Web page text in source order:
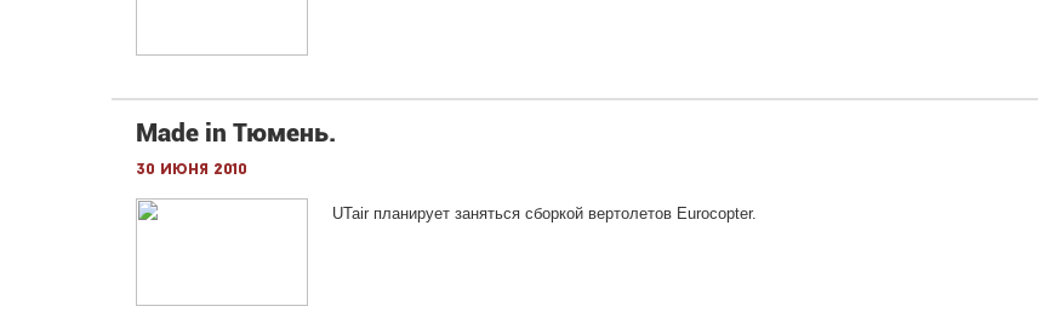
Made in Тюмень.
30 июня 2010
UTair планирует заняться сборкой вертолетов Eurocopter.